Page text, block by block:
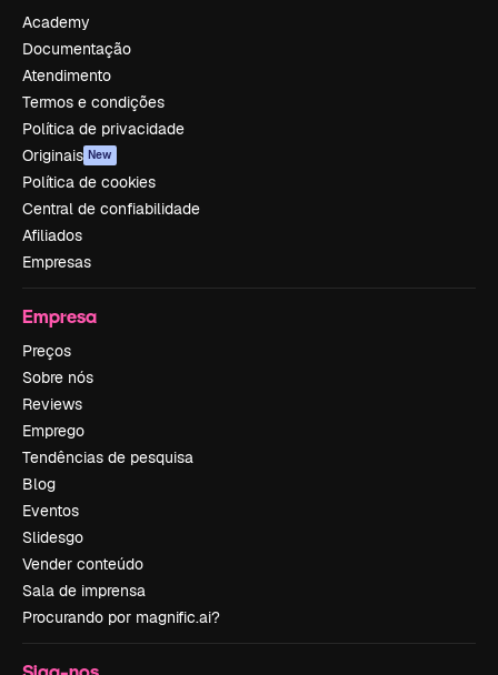
Academy
Documentação
Atendimento
Termos e condições
Política de privacidade
Originais New
Política de cookies
Central de confiabilidade
Afiliados
Empresas
Empresa
Preços
Sobre nós
Reviews
Emprego
Tendências de pesquisa
Blog
Eventos
Slidesgo
Vender conteúdo
Sala de imprensa
Procurando por magnific.ai?